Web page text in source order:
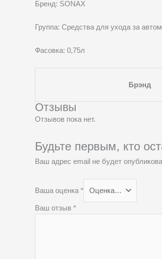
Бренд: SONAX
Группа: Средства для ухода за
Фасовка: 0,75л
Брэнд
Отзывы
Отзывов пока нет.
Будьте первым, кто
Ваш адрес email не будет
Ваша оценка *
Ваш отзыв *